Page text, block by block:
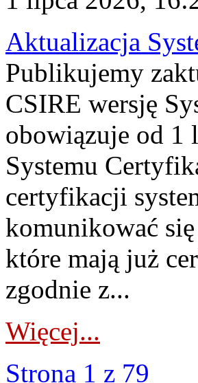
Aktualizacja
Publikujemy
CSIRE wersję
obowiązuje od 1
Systemu
certyfikacji
komunikować
które mają już
zgodnie z...
Więcej...
Strona 1 z 79